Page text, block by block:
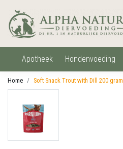
apotheek hondenvoeding
Home Soft Snack Trout with Dill 200 gram